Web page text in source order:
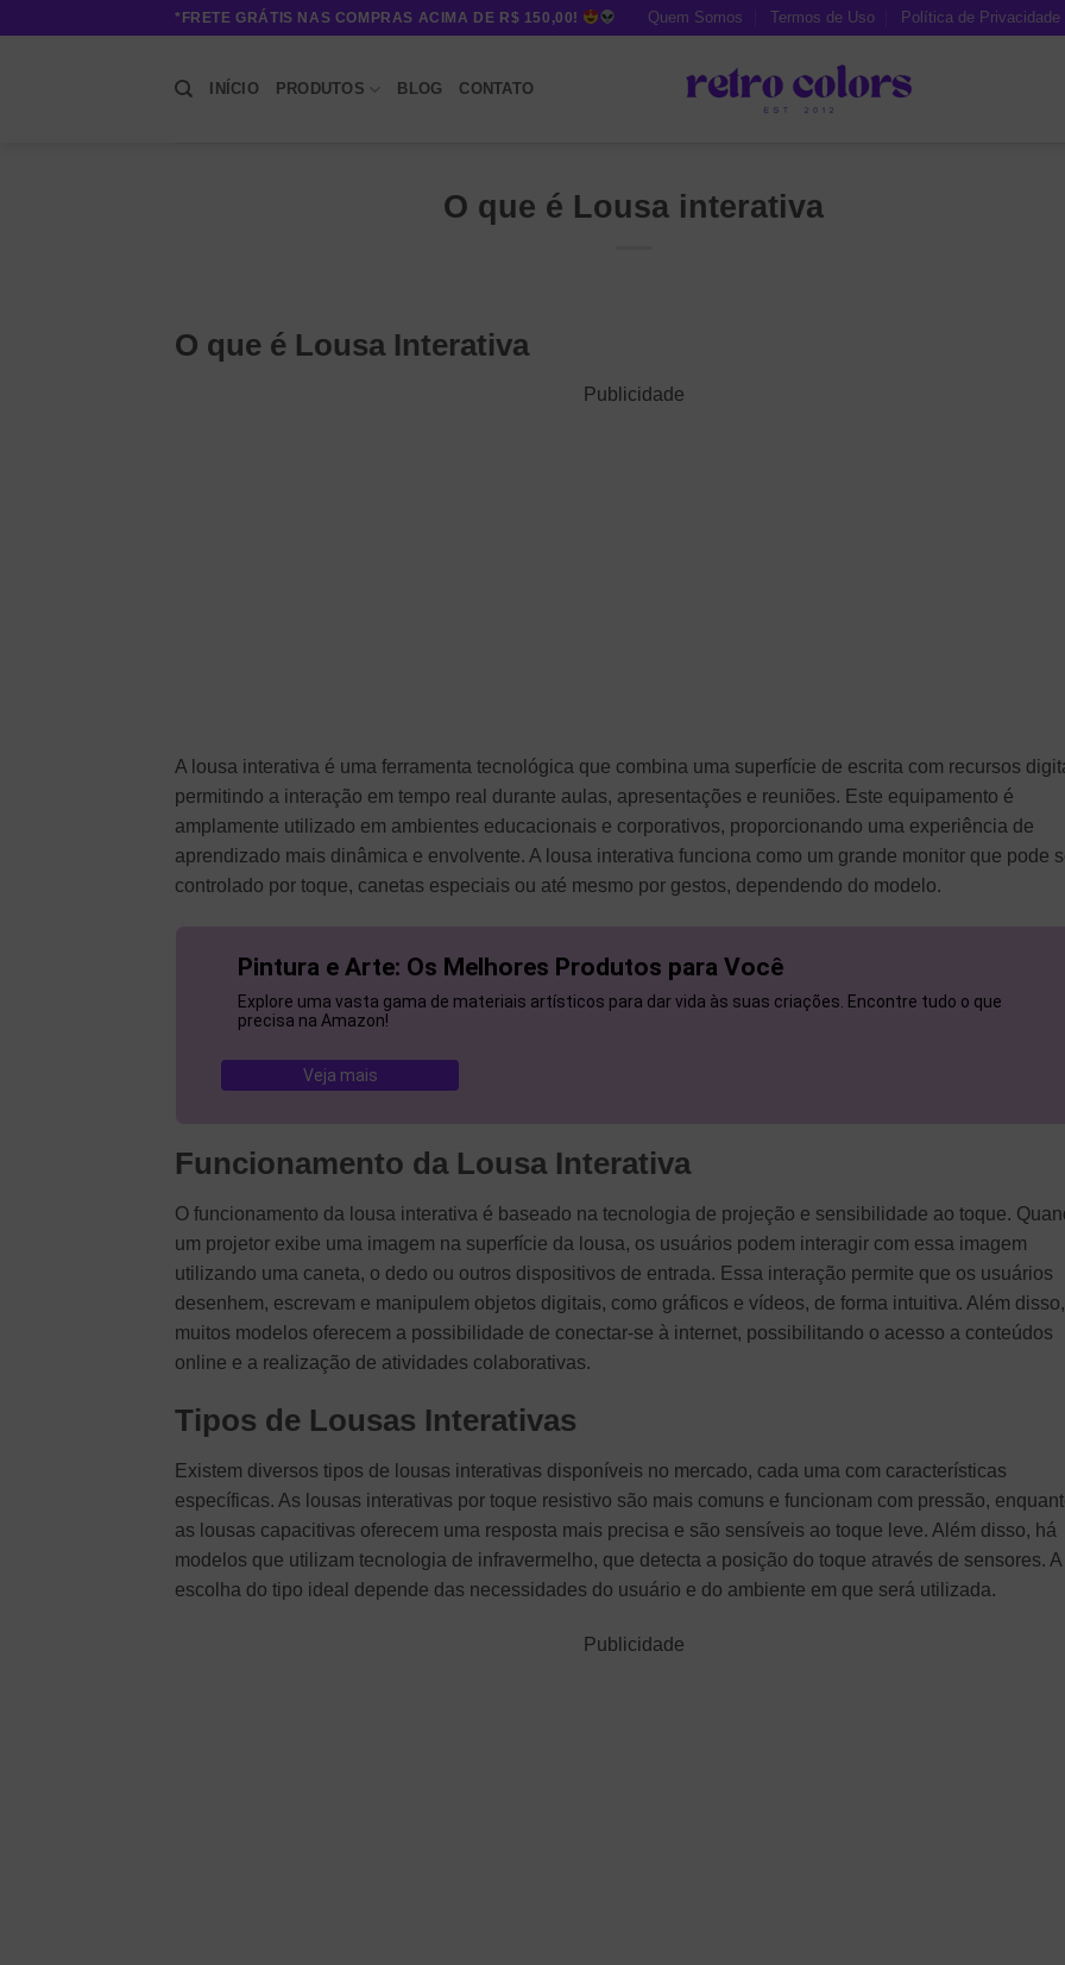
*FRETE GRÁTIS NAS COMPRAS ACIMA DE R$ 150,00! Quem Somos Termos de Uso Política de Privacidade
INÍCIO PRODUTOS BLOG CONTATO
O que é Lousa interativa
O que é Lousa Interativa
Publicidade
A lousa interativa é uma ferramenta tecnológica que combina uma superfície de escrita com recursos
permitindo a interação em tempo real durante aulas, apresentações e reuniões. Este equipamento é
amplamente utilizado em ambientes educacionais e corporativos, proporcionando uma experiência de
aprendizado mais dinâmica e envolvente. A lousa interativa funciona como um grande monitor que pode
controlado por toque, canetas especiais ou até mesmo por gestos, dependendo do modelo.
Pintura e Arte: Os Melhores Produtos para Você
Explore uma vasta gama de materiais artísticos para dar vida às suas criações. Encontre tudo o que
precisa na Amazon!
Veja mais
Funcionamento da Lousa Interativa
O funcionamento da lousa interativa é baseado na tecnologia de projeção e sensibilidade ao toque.
um projetor exibe uma imagem na superfície da lousa, os usuários podem interagir com essa imagem
utilizando uma caneta, o dedo ou outros dispositivos de entrada. Essa interação permite que os usuários
desenhem, escrevam e manipulem objetos digitais, como gráficos e vídeos, de forma intuitiva. Além disso,
muitos modelos oferecem a possibilidade de conectar-se à internet, possibilitando o acesso a conteúdos
online e a realização de atividades colaborativas.
Tipos de Lousas Interativas
Existem diversos tipos de lousas interativas disponíveis no mercado, cada uma com características
específicas. As lousas interativas por toque resistivo são mais comuns e funcionam com pressão,
as lousas capacitivas oferecem uma resposta mais precisa e são sensíveis ao toque leve. Além disso, há
modelos que utilizam tecnologia de infravermelho, que detecta a posição do toque através de sensores. A
escolha do tipo ideal depende das necessidades do usuário e do ambiente em que será utilizada.
Publicidade